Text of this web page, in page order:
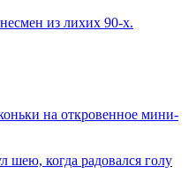
из лихих 90-х.
на откровенное мини-
шею, когда радовался голу